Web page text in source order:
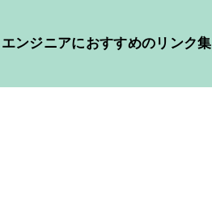
エンジニアにおすすめのリンク集